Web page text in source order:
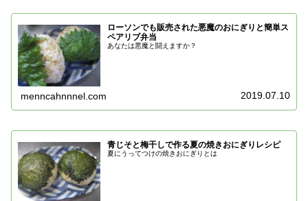
ローソンでも販売された悪魔のおにぎりと簡単ス
ペアリブ弁当
あなたは悪魔と闘えますか？
menncahnnnel.com 2019.07.10
青じそと梅干しで作る夏の焼きおにぎりレシピ
夏にうってつけの焼きおにぎりとは